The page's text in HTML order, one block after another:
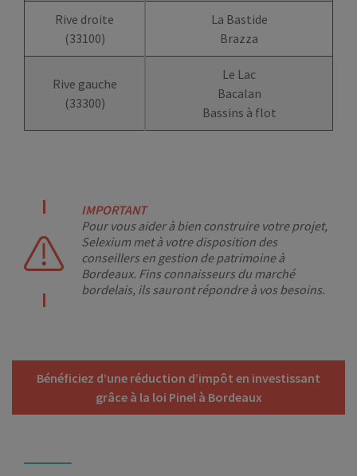
Rive droite
(33100)
La Bastide
Brazza
Rive gauche
(33300)
Le Lac
Bacalan
Bassins à flot
IMPORTANT
Pour vous aider à bien construire votre projet,
Selexium met à votre disposition des
conseillers en gestion de patrimoine à
Bordeaux. Fins connaisseurs du marché
bordelais, ils sauront répondre à vos besoins.
Bénéficiez d’une réduction d’impôt en investissant
grâce à la loi Pinel à Bordeaux